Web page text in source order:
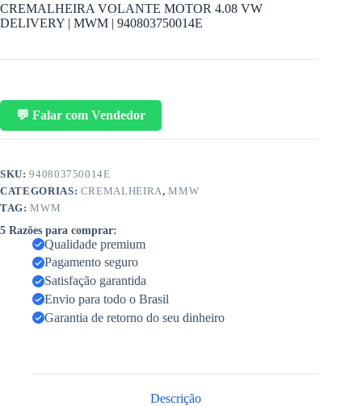
CREMALHEIRA VOLANTE MOTOR 4.08 VW
DELIVERY | MWM | 940803750014E
💬 Falar com Vendedor
SKU:940803750014E
CATEGORIAS: CREMALHEIRA,MMW
TAG:MWM
5 Razões para comprar:
Qualidade premium
Pagamento seguro
Satisfação garantida
Envio para todo o Brasil
Garantia de retorno do seu dinheiro
Descrição